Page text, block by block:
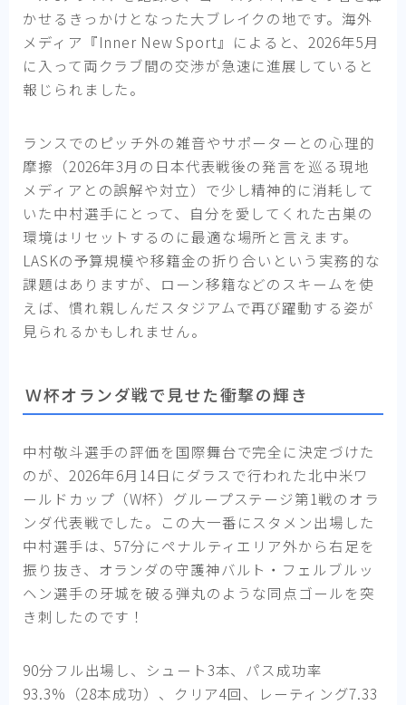
かせるきっかけとなった大ブレイクの地です。海外
メディア『Inner New Sport』によると、2026年5月
に入って両クラブ間の交渉が急速に進展していると
報じられました。
ランスでのピッチ外の雑音やサポーターとの心理的
摩擦（2026年3月の日本代表戦後の発言を巡る現地
メディアとの誤解や対立）で少し精神的に消耗して
いた中村選手にとって、自分を愛してくれた古巣の
環境はリセットするのに最適な場所と言えます。
LASKの予算規模や移籍金の折り合いという実務的な
課題はありますが、ローン移籍などのスキームを使
えば、慣れ親しんだスタジアムで再び躍動する姿が
見られるかもしれません。
Ｗ杯オランダ戦で見せた衝撃の輝き
中村敬斗選手の評価を国際舞台で完全に決定づけた
のが、2026年6月14日にダラスで行われた北中米ワ
ールドカップ（W杯）グループステージ第1戦のオラ
ンダ代表戦でした。この大一番にスタメン出場した
中村選手は、57分にペナルティエリア外から右足を
振り抜き、オランダの守護神バルト・フェルブルッ
ヘン選手の牙城を破る弾丸のような同点ゴールを突
き刺したのです！
90分フル出場し、シュート3本、パス成功率
93.3%（28本成功）、クリア4回、レーティング7.33